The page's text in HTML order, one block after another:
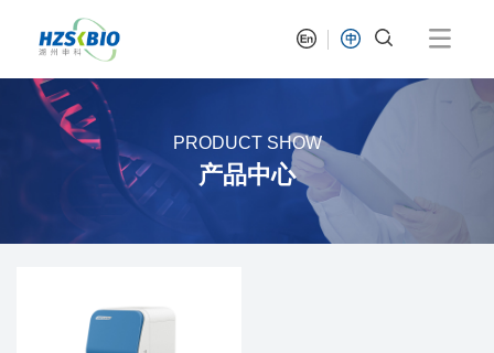
PRODUCT SHOW
产品中心